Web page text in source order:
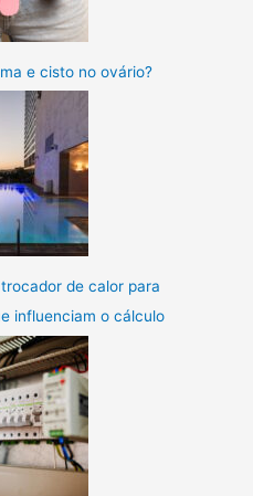
e cisto no ovário?
de calor para
influenciam o cálculo